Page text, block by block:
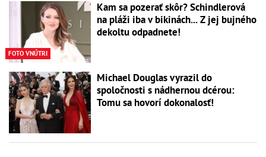
FOTO VNÚTRI
Kam sa pozerať skôr? Schindlerová
na pláži iba v bikinách... Z jej bujného
dekoltu odpadnete!
Michael Douglas vyrazil do
spoločnosti s nádhernou dcérou:
Tomu sa hovorí dokonalosť!